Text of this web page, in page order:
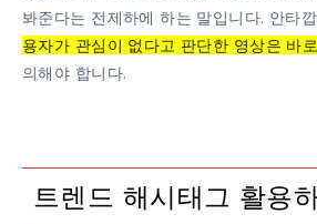
봐준다는 전제하에 하는 말입니다. 안타
용자가 관심이 없다고 판단한 영상은 바
의해야 합니다.
트렌드 해시태그 활용